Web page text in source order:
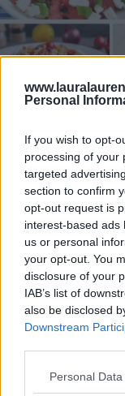
Personal
If you wish to opt-
processing of your
targeted
section to confirm
opt-out request is
interest-based ads
us or personal
your opt-out. You
disclosure of your
IAB’s list of
also be disclosed
Downstream
Personal